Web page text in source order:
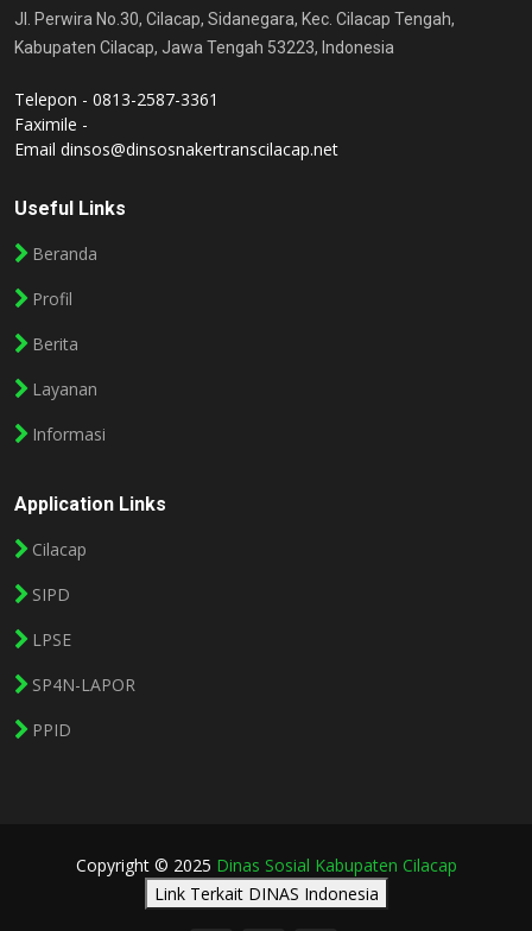
Jl. Perwira No.30, Cilacap, Sidanegara, Kec. Cilacap Tengah,
Kabupaten Cilacap, Jawa Tengah 53223, Indonesia
Telepon - 0813-2587-3361
Faximile -
Email dinsos@dinsosnakertranscilacap.net
Useful Links
Beranda
Profil
Berita
Layanan
Informasi
Application Links
Cilacap
SIPD
LPSE
SP4N-LAPOR
PPID
Copyright © 2025 Dinas Sosial Kabupaten Cilacap
Link Terkait DINAS Indonesia